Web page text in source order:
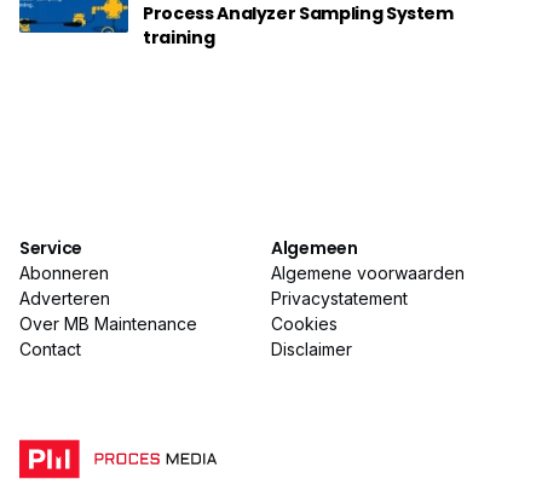
Process Analyzer Sampling System
training
Service
Abonneren
Adverteren
Over MB Maintenance
Contact
Algemeen
Algemene voorwaarden
Privacystatement
Cookies
Disclaimer